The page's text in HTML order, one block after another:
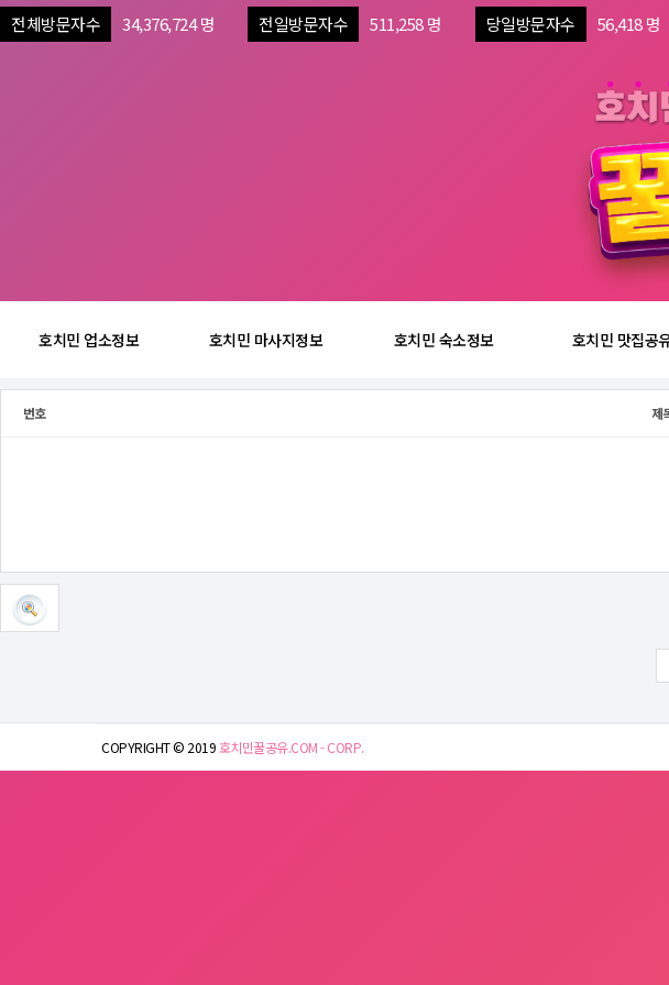
전체방문자수 34,376,724 명 전일방문자수 511,258 명 당일방문자수 56,418 명
호치민 업소정보 호치민 마사지정보 호치민 숙소정보 호치민 맛집공
번호 제
COPYRIGHT © 2019호치민꿀공유.COM - CORP.